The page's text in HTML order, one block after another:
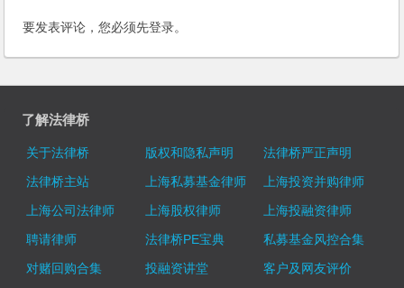
要发表评论，您必须先登录。
了解法律桥
关于法律桥 版权和隐私声明
法律桥严正声明
法律桥主站
上海私募基金律师
上海投资并购律师
上海公司法律师
上海股权律师
上海投融资律师
聘请律师
法律桥PE宝典
私募基金风控合集
对赌回购合集
投融资讲堂
客户及网友评价